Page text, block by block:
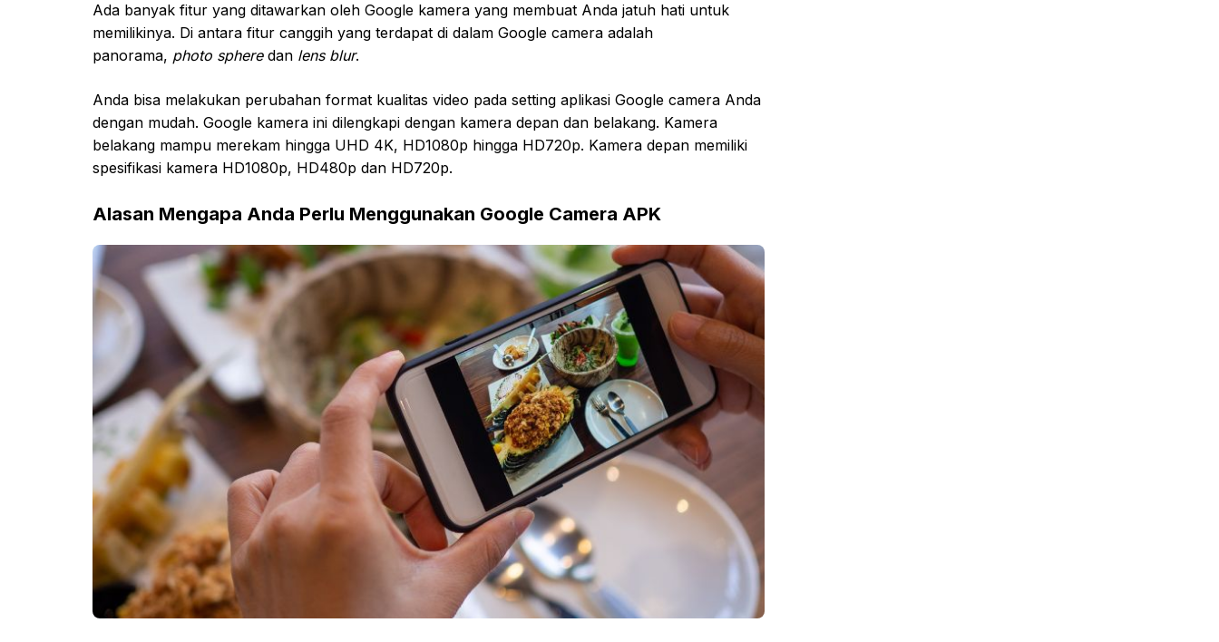
Ada banyak fitur yang ditawarkan oleh Google kamera yang membuat Anda jatuh hati untuk
memilikinya. Di antara fitur canggih yang terdapat di dalam Google camera adalah
panorama, photo spheredan lens blur.
Anda bisa melakukan perubahan format kualitas video pada setting aplikasi Google camera Anda
dengan mudah. Google kamera ini dilengkapi dengan kamera depan dan belakang. Kamera
belakang mampu merekam hingga UHD 4K, HD1080p hingga HD720p. Kamera depan memiliki
spesifikasi kamera HD1080p, HD480p dan HD720p.
Alasan Mengapa Anda Perlu Menggunakan Google Camera APK